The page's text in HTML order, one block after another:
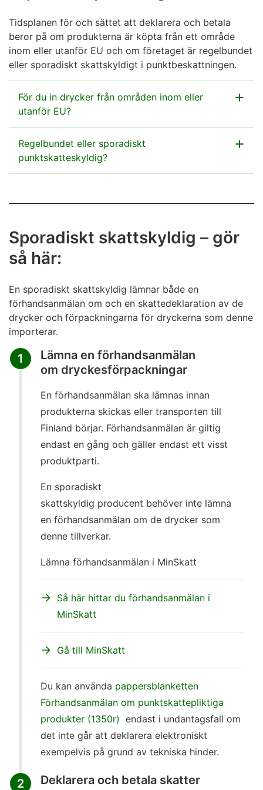
och tillsynsverket
Åland har ett eget motsvarande producentregister.
Tidsplanen för och sättet att deklarera och betala
beror på om produkterna är köpta från ett område
inom eller utanför EU och om företaget är regelbundet
eller sporadiskt skattskyldigt i punktbeskattningen.
För du in drycker från områden inom eller
utanför EU?
Punktskatt på dryckesförpackningar ska betalas både
för de dryckesförpackningar som förs in från
områden inom EU och för de dryckesförpackningar
dryckesförpackningarna deklareras och betalas
till Skatteförvaltningen.
importeras från områden utanför EU betalas i
allmänhet i förtullningsförfarandet till Tullen. Skatten
betalas till Skatteförvaltningen i stället för Tullen
endast om
betalningen av tullavgifterna. Läs mer om
förtullningsförfarandetpå Tullens webbplats.
Regelbundet eller sporadiskt
punktskatteskyldig?
regelbundet eller sporadiskt skattskyldigt i
Regelbundet skattskyldigaär de producenter och
importörer av läske- och alkoholdrycker som har
verksamhet, såsom tillstånd för en registrerad
upplagshavare eller registrerad mottagare. Till
exempel stora bryggerier, producenter av
läskedrycker och partiaffärer är i allmänhet
regelbundet skattskyldiga.
Sporadiskt skattskyldiga
är typiskt de importörer av
läske- och alkoholdrycker som inte har ett
punktskattetillstånd, såsom ett tillstånd för en
registrerad upplagshavare eller registrerad
mottagare. Verksamheten för en sporadiskt
skattskyldig kan dock till sin karaktär vara
kontinuerligt och regelbundet. Exempelvis små
livsmedelsaffärer, restauranger och kaféer är i
Läs mer om punktskattetillstånd
Sporadiskt skattskyldig – gör
så här:
En sporadiskt skattskyldig lämnar både en
förhandsanmälan om och en skattedeklaration av de
drycker och förpackningarna för dryckerna som denne
importerar.
1
Lämna en förhandsanmälan
om dryckesförpackningar
En förhandsanmälan ska lämnas innan
produkterna skickas eller transporten till
Finland börjar. Förhandsanmälan är giltig
endast en gång och gäller endast ett visst
produktparti.
En sporadiskt
skattskyldig producent behöver inte lämna
en förhandsanmälan om de drycker som
denne tillverkar.
Lämna förhandsanmälan i MinSkatt
Så här hittar du förhandsanmälan i
MinSkatt
Gå till MinSkatt
Du kan använda pappersblanketten
Förhandsanmälan om punktskattepliktiga
produkter (1350r) endast i undantagsfall om
det inte går att deklarera elektroniskt
exempelvis på grund av tekniska hinder.
2 Deklarera och betala skatter